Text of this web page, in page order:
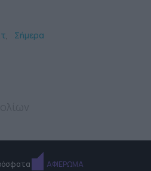
Σήμερα
ΑΦΙΕΡΩΜΑ